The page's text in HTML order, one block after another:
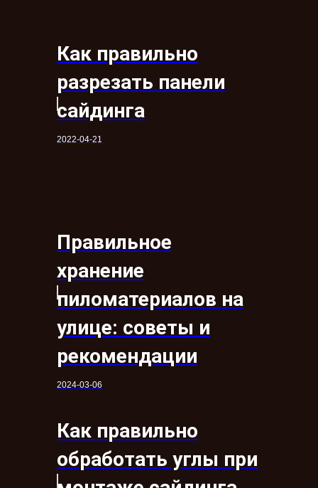
Как правильно
разрезать панели
сайдинга
2022-04-21
Правильное
хранение
пиломатериалов на
улице: советы и
рекомендации
2024-03-06
Как правильно
обработать углы при